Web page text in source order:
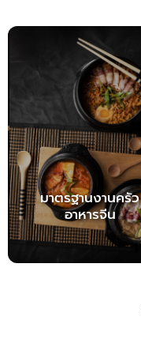
มาตรฐานงานครัว
อาหารจีน